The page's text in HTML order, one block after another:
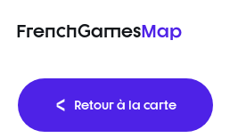
FrenchGamesMap
Retour à la carte